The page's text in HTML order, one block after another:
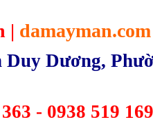
| damayman.com
Dương,
- 0938 519